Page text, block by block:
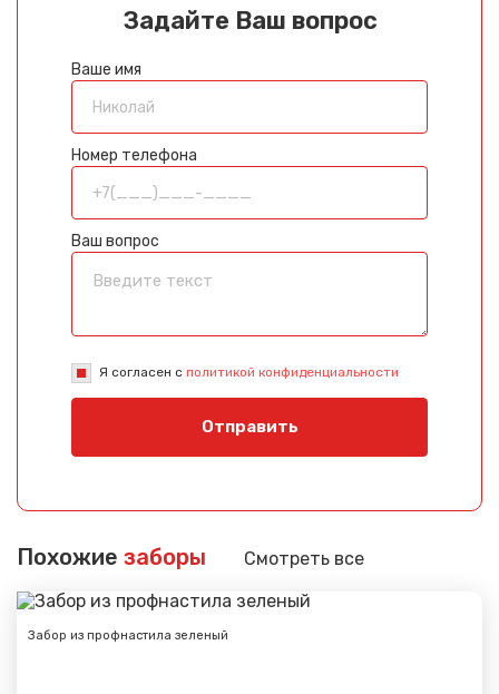
Задайте Ваш вопрос
Ваше имя
Номер телефона
Ваш вопрос
Я согласен с политикой конфиденциальности
Отправить
Похожие заборы Смотреть все
Забор из профнастила зеленый